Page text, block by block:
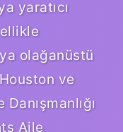
yaratıcı
olağanüstü
ve
Aile